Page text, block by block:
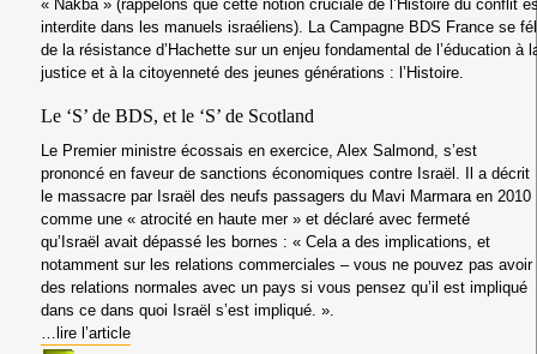
« Nakba » (rappelons que cette notion cruciale de l’Histoire du conflit
interdite dans les manuels israéliens). La Campagne BDS France se
de la résistance d’Hachette sur un enjeu fondamental de l’éducation à
justice et à la citoyenneté des jeunes générations : l’Histoire.
Le ‘S’ de BDS, et le ‘S’ de Scotland
Le Premier ministre écossais en exercice, Alex Salmond, s’est
prononcé en faveur de sanctions économiques contre Israël. Il a décrit
le massacre par Israël des neufs passagers du Mavi Marmara en 2010
comme une « atrocité en haute mer » et déclaré avec fermeté
qu’Israël avait dépassé les bornes : « Cela a des implications, et
notamment sur les relations commerciales – vous ne pouvez pas avoir
des relations normales avec un pays si vous pensez qu’il est impliqué
dans ce dans quoi Israël s’est impliqué. ».
…lire l’article